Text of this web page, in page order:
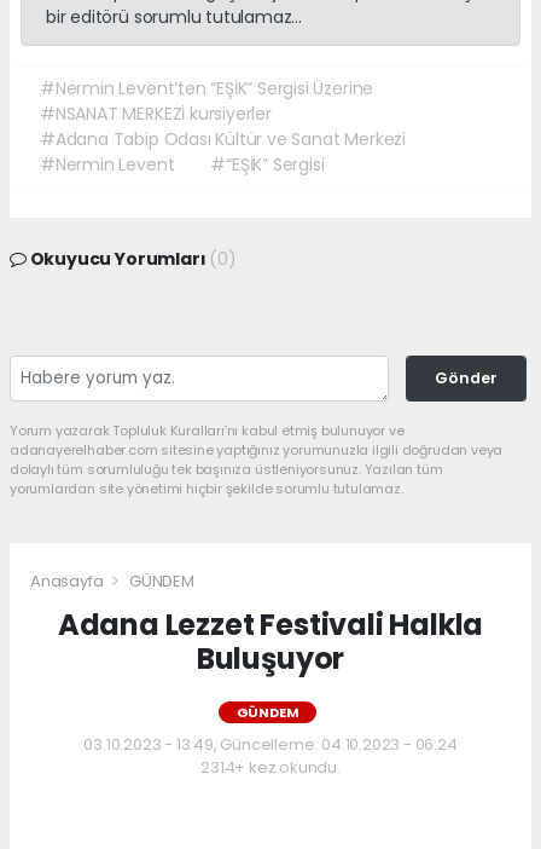
bir editörü sorumlu tutulamaz...
#Nermin Levent’ten “EŞİK” Sergisi Üzerine
#NSANAT MERKEZİ kursiyerler
#Adana Tabip Odası Kültür ve Sanat Merkezi
#Nermin Levent
#“EŞİK” Sergisi
Okuyucu Yorumları (0)
Gönder
Yorum yazarak Topluluk Kuralları’nı kabul etmiş bulunuyor ve
adanayerelhaber.com sitesine yaptığınız yorumunuzla ilgili doğrudan veya
dolaylı tüm sorumluluğu tek başınıza üstleniyorsunuz. Yazılan tüm
yorumlardan site yönetimi hiçbir şekilde sorumlu tutulamaz.
Anasayfa GÜNDEM
Adana Lezzet Festivali Halkla
Buluşuyor
GÜNDEM
03.10.2023 - 13:49, Güncelleme: 04.10.2023 - 06:24
2314+ kez okundu.